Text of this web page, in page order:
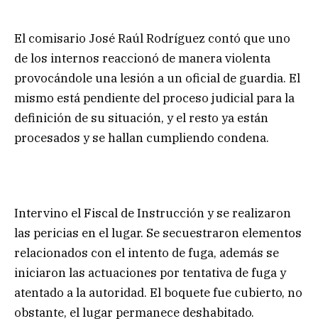
El comisario José Raúl Rodríguez contó que uno
de los internos reaccionó de manera violenta
provocándole una lesión a un oficial de guardia. El
mismo está pendiente del proceso judicial para la
definición de su situación, y el resto ya están
procesados y se hallan cumpliendo condena.
Intervino el Fiscal de Instrucción y se realizaron
las pericias en el lugar. Se secuestraron elementos
relacionados con el intento de fuga, además se
iniciaron las actuaciones por tentativa de fuga y
atentado a la autoridad. El boquete fue cubierto, no
obstante, el lugar permanece deshabitado.